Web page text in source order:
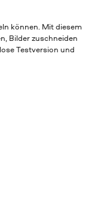
können. Mit diesem
Bilder zuschneiden
Testversion und